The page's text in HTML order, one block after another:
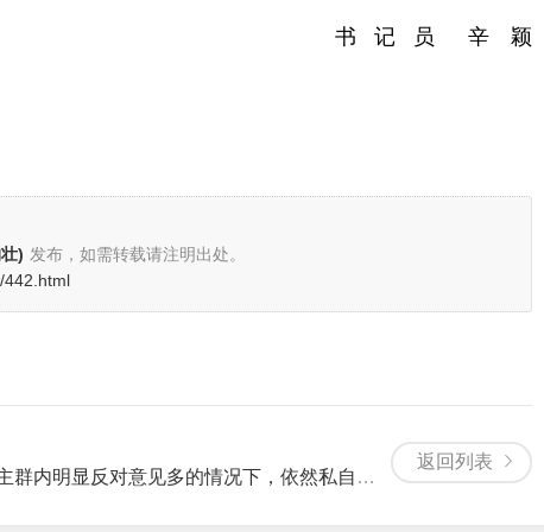
书 记 员 辛 颖
) 发布，如需转载请注明出处。
442.html
返回列表
的情况下，依然私自决定安装。假如你是业主，该怎么办?